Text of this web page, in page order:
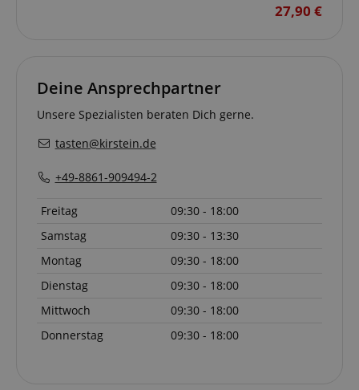
27,90 €
Deine Ansprechpartner
Unsere Spezialisten beraten Dich gerne.
tasten@kirstein.de
+49-8861-909494-2
Freitag
09:30 - 18:00
Samstag
09:30 - 13:30
Montag
09:30 - 18:00
Dienstag
09:30 - 18:00
Mittwoch
09:30 - 18:00
Donnerstag
09:30 - 18:00